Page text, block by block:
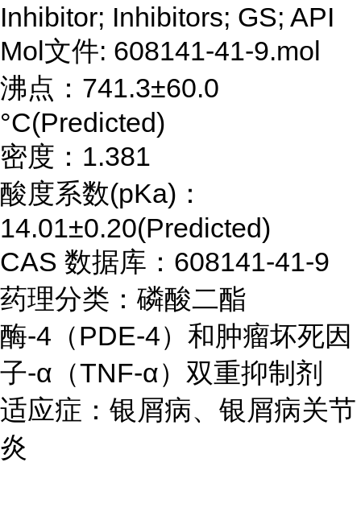
Inhibitor; Inhibitors; GS; API
Mol文件: 608141-41-9.mol
沸点：741.3±60.0
°C(Predicted)
密度：1.381
酸度系数(pKa)：
14.01±0.20(Predicted)
CAS 数据库：608141-41-9
药理分类：磷酸二酯
酶-4（PDE-4）和肿瘤坏死因
子-α（TNF-α）双重抑制剂
适应症：银屑病、银屑病关节
炎